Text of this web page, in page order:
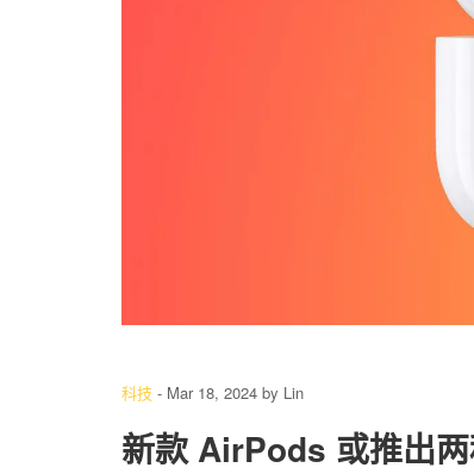
科技 - Mar 18, 2024 by Lin
新款 AirPods 或推出